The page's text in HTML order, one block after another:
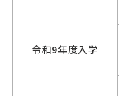
令和9年度入学